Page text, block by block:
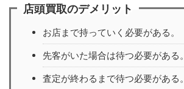
店頭買取のデメリット
お店まで持っていく必要がある。
先客がいた場合は待つ必要がある。
査定が終わるまで待つ必要がある。